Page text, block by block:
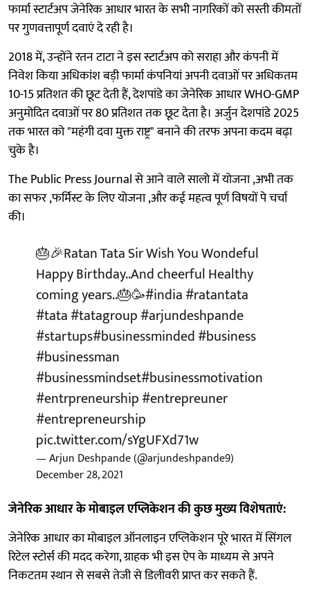
फार्मा स्टार्टअप जेनेरिक आधार भारत के सभी नागरिकों को सस्ती कीमतों
पर गुणवत्तापूर्ण दवाएं दे रही है।
2018 में, उन्होंने रतन टाटा ने इस स्टार्टअप को सराहा और कंपनी में
निवेश किया अधिकांश बड़ी फार्मा कंपनियां अपनी दवाओं पर अधिकतम
10-15 प्रतिशत की छूट देती हैं, देशपांडे का जेनेरिक आधार WHO-GMP
अनुमोदित दवाओं पर 80 प्रतिशत तक छूट देता है। अर्जुन देशपांडे 2025
तक भारत को "महंगी दवा मुक्त राष्ट्र" बनाने की तरफ अपना कदम बढ़ा
चुके है।
The Public Press Journal से आने वाले सालो में योजना ,अभी तक
का सफर ,फर्मिस्ट के लिए योजना ,और कई महत्व पूर्ण विषयों पे चर्चा
की।
🎂🎉Ratan Tata Sir Wish You Wondeful
Happy Birthday..And cheerful Healthy
coming years..🎂🥳#india#ratantata
#tata#tatagroup#arjundeshpande
#startups#businessminded#business
#businessman
#businessmindset#businessmotivation
#entrpreneurship#entrepreuner
#entrepreneurship
pic.twitter.com/sYgUFXd71w
— Arjun Deshpande (@arjundeshpande9)
December 28, 2021
जेनेरिक आधार के मोबाइल एप्लिकेशन की कुछ मुख्य विशेषताएं:
जेनेरिक आधार का मोबाइल ऑनलाइन एप्लिकेशन पूरे भारत में सिंगल
रिटेल स्टोर्स की मदद करेगा, ग्राहक भी इस ऐप के माध्यम से अपने
निकटतम स्थान से सबसे तेजी से डिलीवरी प्राप्त कर सकते हैं.